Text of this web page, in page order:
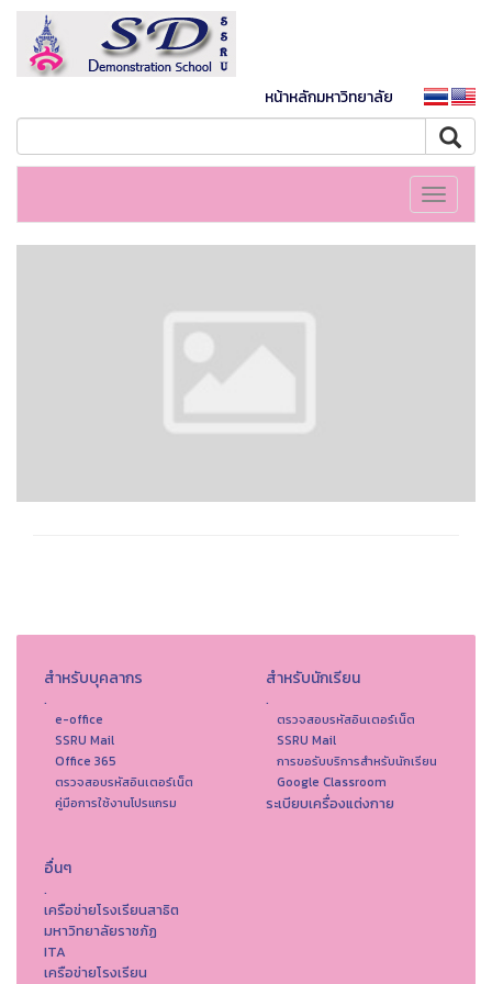
หน้าหลักมหาวิทยาลัย
Toggle
สำหรับบุคลากร
.
e-office
SSRU Mail
Office 365
ตรวจสอบรหัสอินเตอร์เน็ต
คู่มือการใช้งานโปรแกรม
สำหรับนักเรียน
.
ตรวจสอบรหัสอินเตอร์เน็ต
SSRU Mail
การขอรับบริการสำหรับนักเรียน
Google Classroom
ระเบียบเครื่องแต่งกาย
อื่นๆ
.
เครือข่ายโรงเรียนสาธิต
มหาวิทยาลัยราชภัฏ
ITA
เครือข่ายโรงเรียน